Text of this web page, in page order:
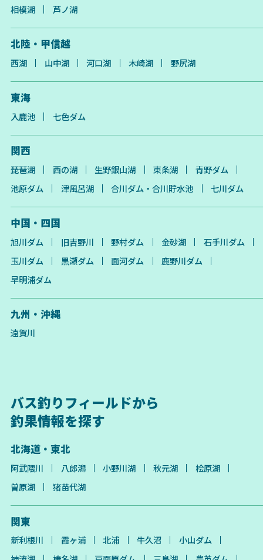
相模湖
芦ノ湖
北陸・甲信越
西湖 山中湖 河口湖 木崎湖 野尻湖
東海
入鹿池 七色ダム
関西
琵琶湖 西の湖 生野銀山湖 東条湖
青野ダム
池原ダム
津風呂湖 合川ダム・合川貯水池 七川ダム
中国・四国
旭川ダム 旧吉野川 野村ダム 金砂湖
石手川ダム
玉川ダム
黒瀬ダム 面河ダム
鹿野川ダム
早明浦ダム
九州・沖縄
遠賀川
バス釣りフィールドから
釣果情報を探す
北海道・東北
阿武隈川 八郎潟 小野川湖 秋元湖
桧原湖
曽原湖
猪苗代湖
関東
新利根川 霞ヶ浦 北浦 牛久沼
小山ダム